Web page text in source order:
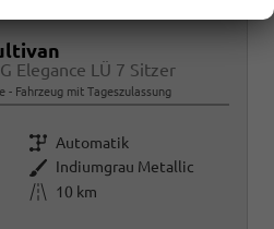
Elegance LÜ 7 Sitzer
Fahrzeug mit Tageszulassung
Getriebe Automatik
Außenfarbe Indiumgrau Metallic
Kilometerstand
10 km